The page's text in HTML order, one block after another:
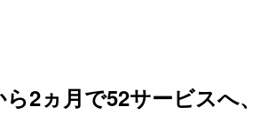
2ヵ月で52サービスへ